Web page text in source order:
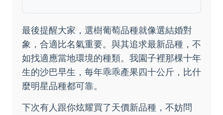
最後提醒大家，選樹葡萄品種就像選結婚對
象，合適比名氣重要。與其追求最新品種，不
如找適應當地環境的種類。我園子裡那棵十年
生的沙巴早生，每年乖乖產果四十公斤，比什
麼明星品種都可靠。
下次有人跟你炫耀買了天價新品種，不妨問